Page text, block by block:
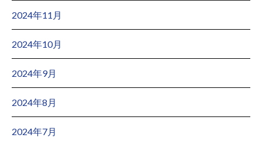
2024年11月
2024年10月
2024年9月
2024年8月
2024年7月